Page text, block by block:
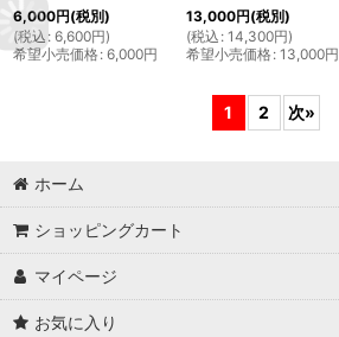
6,000円(税別)
(税込 : 6,600円)
希望小売価格: 6,000円
13,000円(税別)
(税込 : 14,300円)
希望小売価格: 13,000円
1 2 次»
ホーム
ショッピングカート
マイページ
お気に入り